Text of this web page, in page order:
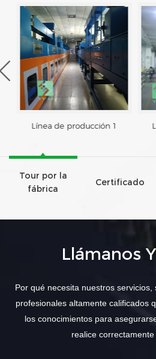
Línea de producción 1
Tour por la
fábrica
Certificado
Llámanos
Por qué necesita nuestros
profesionales altamente calificados
los conocimientos para
realice